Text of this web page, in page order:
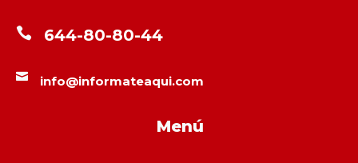
 644-80-80-44
 info@informateaqui.com
Menú